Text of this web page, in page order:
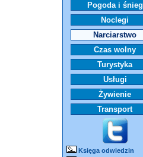
Pogoda i śnieg
Noclegi
Narciarstwo
Czas wolny
Turystyka
Usługi
Żywienie
Transport
Księga odwiedzin